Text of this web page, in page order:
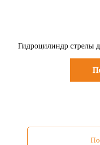
Гидроцилиндр стрелы